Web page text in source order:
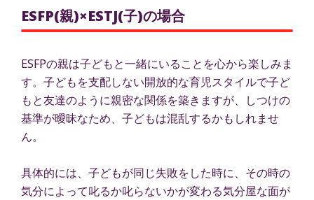
ESFP(親)×ESTJ(子)の場合
ESFPの親は子どもと一緒にいることを心から楽しみま
す。子どもを支配しない開放的な育児スタイルで子ど
もと友達のように親密な関係を築きますが、しつけの
基準が曖昧なため、子どもは混乱するかもしれませ
ん。
具体的には、子どもが同じ失敗をした時に、その時の
気分によって叱るか叱らないかが変わる気分屋な面が